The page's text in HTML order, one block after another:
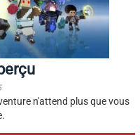
n'attend plus que vous